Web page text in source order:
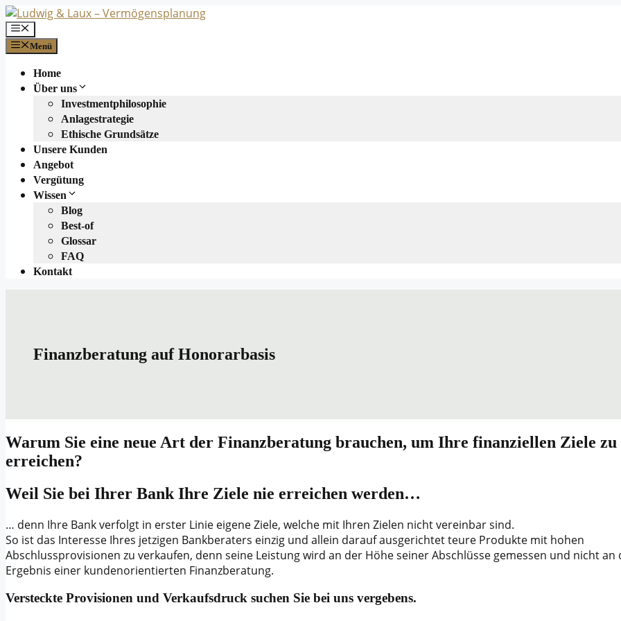
Zum
Inhalt
springen
Menü
Menü
Home
Über uns
Investmentphilosophie
Anlagestrategie
Ethische Grundsätze
Unsere Kunden
Angebot
Vergütung
Wissen
Blog
Best-of
Glossar
FAQ
Kontakt
Finanzberatung auf Honorarbasis
Warum Sie eine neue Art der Finanzberatung brauchen, um Ihre finanziellen Ziele zu
erreichen?
Weil Sie bei Ihrer Bank Ihre Ziele nie erreichen werden…
… denn Ihre Bank verfolgt in erster Linie eigene Ziele, welche mit Ihren Zielen nicht vereinbar sind.
So ist das Interesse Ihres jetzigen Bankberaters einzig und allein darauf ausgerichtet teure Produkte mit hohen
Abschlussprovisionen zu verkaufen, denn seine Leistung wird an der Höhe seiner Abschlüsse gemessen und nicht an
Ergebnis einer kundenorientierten Finanzberatung.
Versteckte Provisionen und Verkaufsdruck suchen Sie bei uns vergebens.